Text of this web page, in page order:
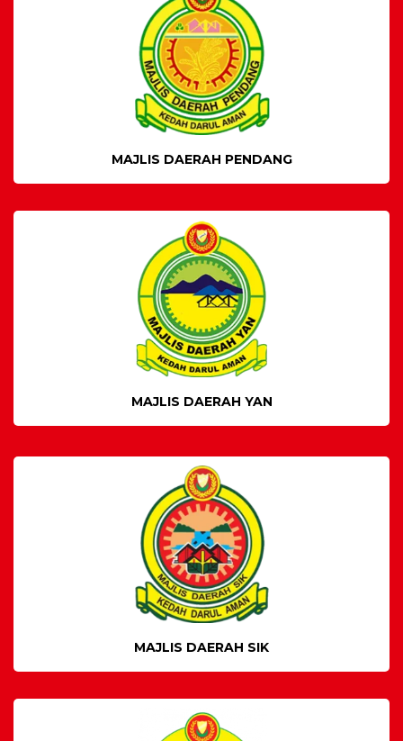
MAJLIS DAERAH PENDANG
MAJLIS DAERAH YAN
MAJLIS DAERAH SIK